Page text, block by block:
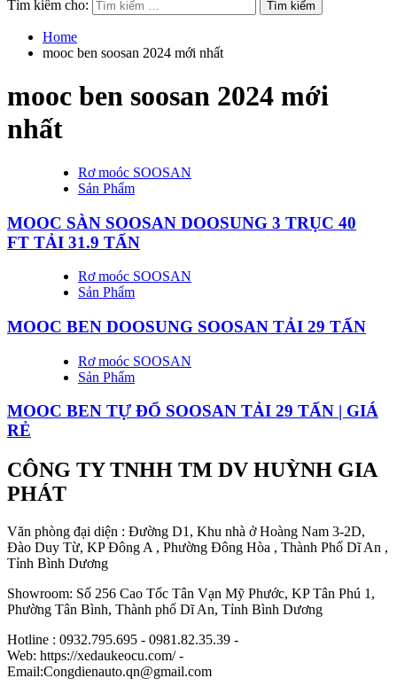
Tìm kiếm cho:
Home
mooc ben soosan 2024 mới nhất
mooc ben soosan 2024 mới
nhất
Rơ moóc SOOSAN
Sản Phẩm
MOOC SÀN SOOSAN DOOSUNG 3 TRỤC 40
FT TẢI 31.9 TẤN
Rơ moóc SOOSAN
Sản Phẩm
MOOC BEN DOOSUNG SOOSAN TẢI 29 TẤN
Rơ moóc SOOSAN
Sản Phẩm
MOOC BEN TỰ ĐỔ SOOSAN TẢI 29 TẤN | GIÁ
RẺ
CÔNG TY TNHH TM DV HUỲNH GIA
PHÁT
Văn phòng đại diện : Đường D1, Khu nhà ở Hoàng Nam 3-2D,
Đào Duy Từ, KP Đông A , Phường Đông Hòa , Thành Phố Dĩ An ,
Tỉnh Bình Dương
Showroom: Số 256 Cao Tốc Tân Vạn Mỹ Phước, KP Tân Phú 1,
Phường Tân Bình, Thành phố Dĩ An, Tỉnh Bình Dương
Hotline : 0932.795.695 - 0981.82.35.39 -
Web: https://xedaukeocu.com/ -
Email:Congdienauto.qn@gmail.com